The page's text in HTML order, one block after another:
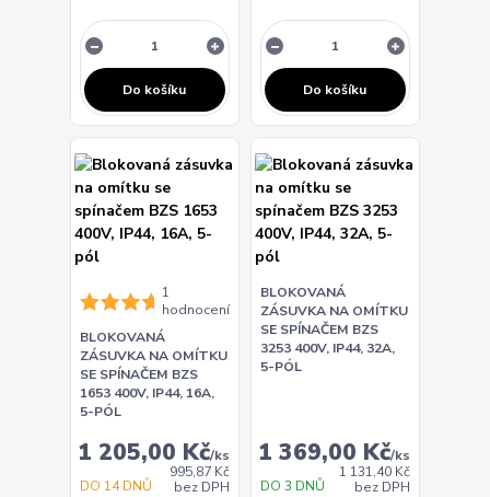
Do košíku Do košíku
1
hodnocení
BLOKOVANÁ
ZÁSUVKA NA OMÍTKU
SE SPÍNAČEM BZS
1653 400V, IP44, 16A,
5-PÓL
1 205,00 Kč/ks
995,87 Kč
bez DPH
DO 14 DNŮ
BLOKOVANÁ
ZÁSUVKA NA OMÍTKU
SE SPÍNAČEM BZS
3253 400V, IP44, 32A,
5-PÓL
1 369,00 Kč/ks
1 131,40 Kč
bez DPH
DO 3 DNŮ